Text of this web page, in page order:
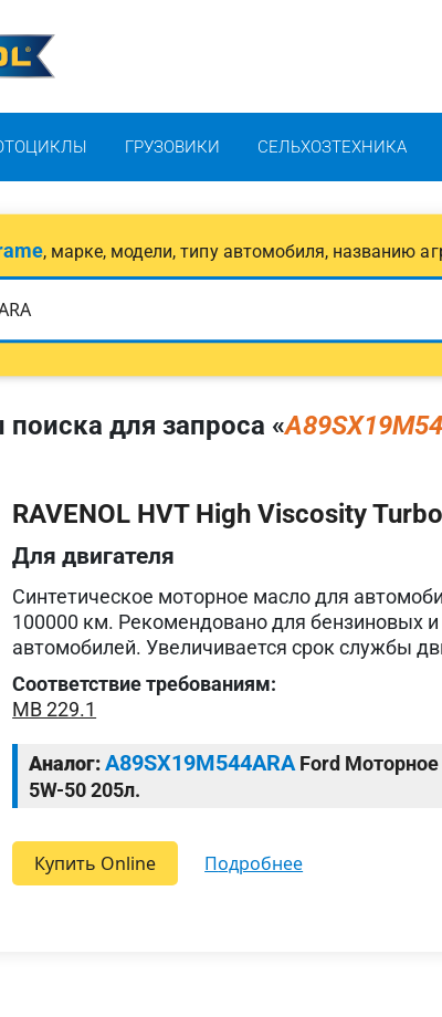
ГРУЗОВИКИ СЕЛЬХОЗТЕХНИКА
, марке, модели, типу автомобиля, названию
поиска для запроса «
RAVENOL HVT High Viscosity
Для двигателя
Cинтетическое моторное масло для
100000 км. Рекомендовано для бензиновых
автомобилей. Увеличивается срок службы
Соответствие требованиям:
MB 229.1
Аналог:A89SX19M544ARA Ford
5W-50 205л.
Купить Online подробнее